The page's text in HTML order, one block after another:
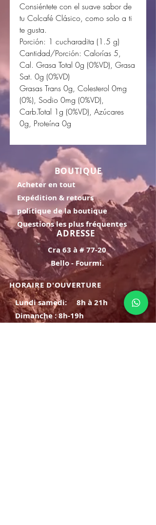
Consiéntete con el suave sabor de
tu Colcafé Clásico, como solo a ti
te gusta.
Porción: 1 cucharadita (1.5 g)
Cantidad/Porción: Calorías 5,
Cal. Grasa Total 0g (0%VD), Grasa
Sat. 0g (0%VD)
Grasas Trans 0g, Colesterol 0mg
(0%), Sodio 0mg (0%VD),
Carb.Total 1g (0%VD), Azúcares
0g, Proteína 0g
BOUTIQUE
Acheter en tout
Expédition & retours
politique de la boutique
Questions les plus fréquentes
ADRESSE
Cra 63 à # 77-20
Bello - Fourmi.
HORAIRE D'OUVERTURE
Lundi samedi:
8h à 21h
Dimanche : 8h-19h